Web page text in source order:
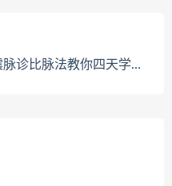
天学会号脉答疑百度云网盘下载学习